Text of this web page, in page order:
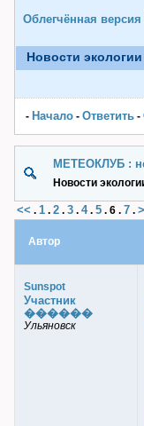
Облегчённая
Новости
- Начало - Ответить -
МЕТЕОКЛУБ :
Новости
<< . 1 . 2 . 3 . 4. 5 . 6 . 7 .
Автор
Sunspot
Участник
������
Ульяновск